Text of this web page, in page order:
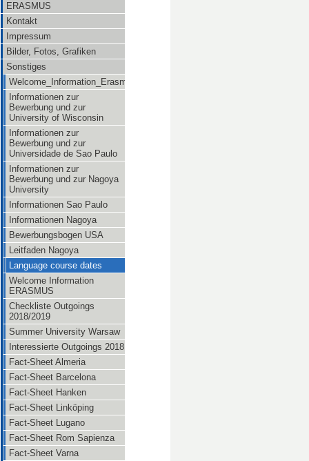
ERASMUS
Kontakt
Impressum
Bilder, Fotos, Grafiken
Sonstiges
Welcome_Information_Erasmus
Informationen zur
Bewerbung und zur
University of Wisconsin
Informationen zur
Bewerbung und zur
Universidade de Sao Paulo
Informationen zur
Bewerbung und zur Nagoya
University
Informationen Sao Paulo
Informationen Nagoya
Bewerbungsbogen USA
Leitfaden Nagoya
Language course dates
Welcome Information
ERASMUS
Checkliste Outgoings
2018/2019
Summer University Warsaw
Interessierte Outgoings 2018
Fact-Sheet Almeria
Fact-Sheet Barcelona
Fact-Sheet Hanken
Fact-Sheet Linköping
Fact-Sheet Lugano
Fact-Sheet Rom Sapienza
Fact-Sheet Varna